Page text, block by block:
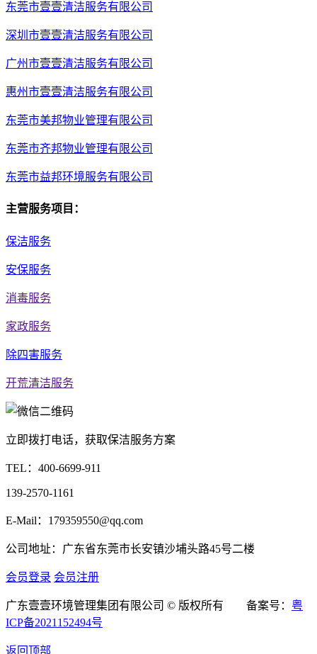
东莞市壹壹清洁服务有限公司
深圳市壹壹清洁服务有限公司
广州市壹壹清洁服务有限公司
惠州市壹壹清洁服务有限公司
东莞市美邦物业管理有限公司
东莞市齐邦物业管理有限公司
东莞市益邦环境服务有限公司
主营服务项目：
保洁服务
安保服务
消毒服务
家政服务
除四害服务
开荒清洁服务
立即拨打电话，获取保洁服务方案
TEL： 400-6699-911
139-2570-1161
E-Mail：179359550@qq.com
公司地址：广东省东莞市长安镇沙埔头路45号二楼
会员登录 会员注册
广东壹壹环境管理集团有限公司 © 版权所有 备案号： 粤
ICP备2021152494号
返回顶部